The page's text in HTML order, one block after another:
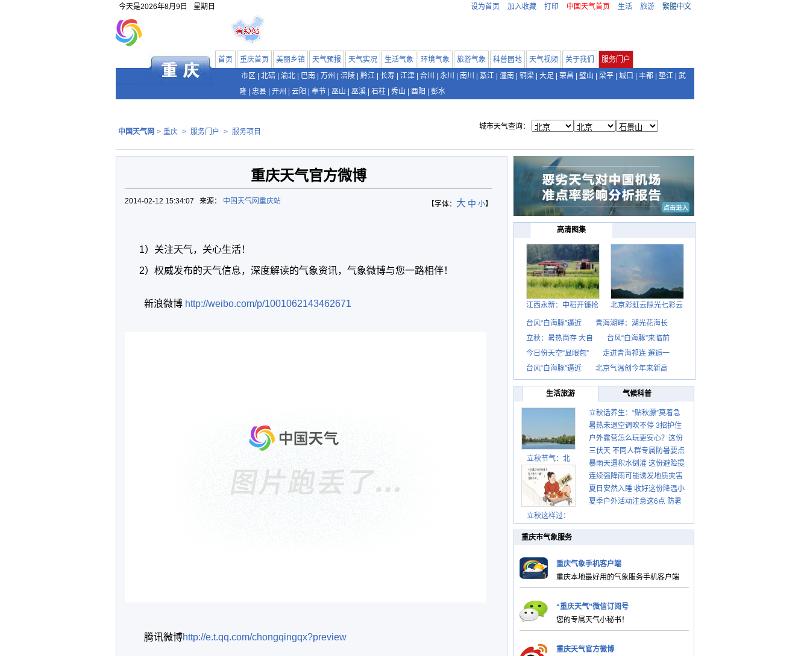
今天是2026年8月9日 星期日 设为首页 加入收藏 打印 中国天气首页 生活 旅游 繁體中文
首页 重庆首页 美丽乡镇 天气预报 天气实况 生活气象 环境气象 旅游气象 科普园地 天气视频 关于我们
服务门户
市区
北碚 渝北 巴南 万州 涪陵 黔江 长寿 江津 合川 永川 南川 綦江 潼南 铜梁 大足 荣昌 璧山 梁平 城口 丰都 垫江
武
隆
忠县 开州 云阳 奉节 巫山 巫溪 石柱 秀山 酉阳 彭水
中国天气网 > 重庆 > 服务门户 > 服务项目
城市天气查询：
重庆天气官方微博
【字体： 大 中 小】
2014-02-12 15:34:07 来源： 中国天气网重庆站
1）关注天气，关心生活！
2）权威发布的天气信息，深度解读的气象资讯，气象微博与您一路相伴！
新浪微博 http://weibo.com/p/1001062143462671
腾讯微博http://e.t.qq.com/chongqingqx?preview
高清图集
江西永新：中稻开镰抢 北京彩虹云隙光七彩云
台风“白海豚”逼近
青海湖畔：湖光花海长
立秋：暑热尚存 大自
台风“白海豚”来临前
今日份天空“显眼包”
走进青海祁连 邂逅一
台风“白海豚”逼近
北京气温创今年来新高
生活旅游 气候科普
立秋节气：北
立秋这样过：
立秋话养生：“贴秋膘”莫着急
先清暑再防燥
暑热未退空调吹不停 3招护住
肩颈不酸痛
户外露营怎么玩更安心？这份
攻略请收好
三伏天 不同人群专属防暑要点
请收好
暴雨天遇积水倒灌 这份避险提
示请收好
连续强降雨可能诱发地质灾害
这些前兆要知道
夏日安然入睡 收好这份降温小
贴士
夏季户外活动注意这6点 防暑
重庆市气象服务
重庆气象手机客户端
重庆本地最好用的气象服务手机客户端
“重庆天气”微信订阅号
您的专属天气小秘书！
重庆天气官方微博